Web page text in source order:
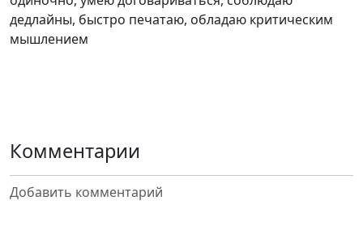
дедлайны, быстро печатаю, обладаю критическим
мышлением
Комментарии
Добавить комментарий